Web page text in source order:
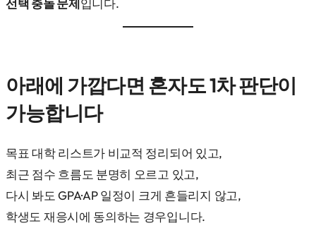
아래에 가깝다면 혼자도 1차 판단이
가능합니다
목표 대학 리스트가 비교적 정리되어 있고,
최근 점수 흐름도 분명히 오르고 있고,
다시 봐도 GPA·AP 일정이 크게 흔들리지 않고,
학생도 재응시에 동의하는 경우입니다.